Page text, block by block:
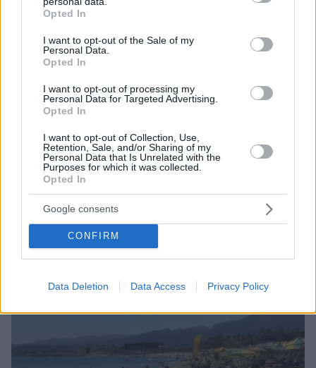
grant or deny consent to Google and its third-party tags to
use your data for below specified purposes in below Google
consent section.
Opted In
I want to opt-out of the Sale of my
Personal Data.
Opted In
I want to opt-out of processing my
Personal Data for Targeted Advertising.
Opted In
I want to opt-out of Collection, Use,
Retention, Sale, and/or Sharing of my
Personal Data that Is Unrelated with the
Purposes for which it was collected.
Opted In
Google consents
CONFIRM
Data Deletion Data Access Privacy Policy
Χρίστος Κούγιας: Η προσωπική μου ζωή δεν
μπορεί να είναι αντικείμενο φημών ή σεναρίων
που παρουσιάζονται ως πραγματικά γεγονότα
06.08.2026, 22:24